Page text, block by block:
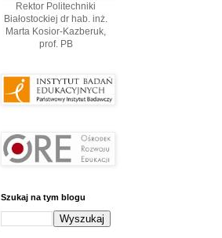
Rektor Politechniki
Białostockiej dr hab. inż.
Marta Kosior-Kazberuk,
prof. PВ
Szukaj na tym blogu